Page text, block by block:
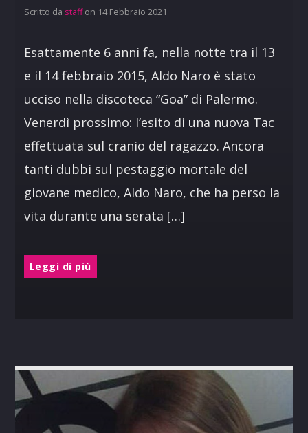
Scritto da staffon 14 Febbraio 2021
Esattamente 6 anni fa, nella notte tra il 13
e il 14 febbraio 2015, Aldo Naro è stato
ucciso nella discoteca “Goa” di Palermo.
Venerdì prossimo: l’esito di una nuova Tac
effettuata sul cranio del ragazzo. Ancora
tanti dubbi sul pestaggio mortale del
giovane medico, Aldo Naro, che ha perso la
vita durante una serata […]
Leggi di più